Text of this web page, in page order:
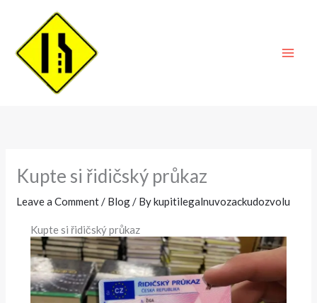
content
Kupte si řidičský průkaz
Leave a Comment / Blog / Bykupitilegalnuvozackudozvolu
Kupte si řidičský průkaz